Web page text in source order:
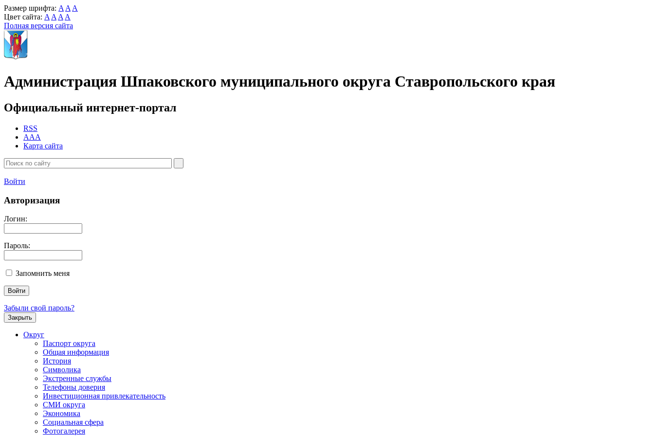
Размер шрифта: A A A
Цвет сайта: A A A A
Полная версия сайта
Администрация Шпаковского муниципального округа Ставропольского края
Официальный интернет-портал
RSS
AAA
Карта сайта
Войти
Авторизация
Логин:
Пароль:
Запомнить меня
Забыли свой пароль?
Закрыть
Округ
Паспорт округа
Общая информация
История
Символика
Экстренные службы
Телефоны доверия
Инвестиционная привлекательность
СМИ округа
Экономика
Социальная сфера
Фотогалерея